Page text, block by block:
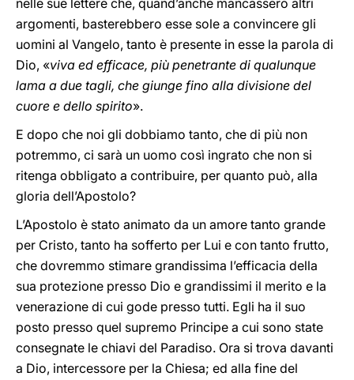
nelle sue lettere che, quand’anche mancassero altri
argomenti, basterebbero esse sole a convincere gli
uomini al Vangelo, tanto è presente in esse la parola di
Dio, «viva ed efficace, più penetrante di qualunque
lama a due tagli, che giunge fino alla divisione del
cuore e dello spirito».
E dopo che noi gli dobbiamo tanto, che di più non
potremmo, ci sarà un uomo così ingrato che non si
ritenga obbligato a contribuire, per quanto può, alla
gloria dell’Apostolo?
L’Apostolo è stato animato da un amore tanto grande
per Cristo, tanto ha sofferto per Lui e con tanto frutto,
che dovremmo stimare grandissima l’efficacia della
sua protezione presso Dio e grandissimi il merito e la
venerazione di cui gode presso tutti. Egli ha il suo
posto presso quel supremo Principe a cui sono state
consegnate le chiavi del Paradiso. Ora si trova davanti
a Dio, intercessore per la Chiesa; ed alla fine del